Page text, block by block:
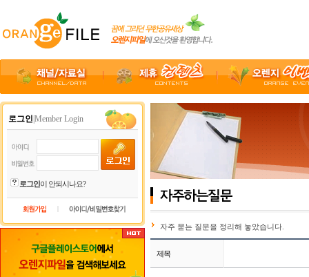
로그인 |Member Login
로그인이 안되시나요?
자주 묻는 질문을 정리해 놓았습니다.
제목